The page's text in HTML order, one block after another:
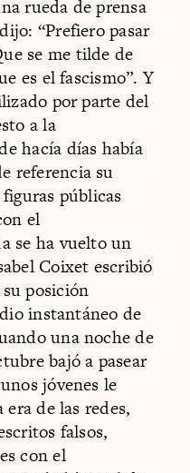
rueda de prensa
“Prefiero pasar
se me tilde de
es el fascismo”. Y
por parte del
a la
hacía días había
referencia su
públicas
el
se ha vuelto un
Coixet escribió
posición
instantáneo de
una noche de
bajó a pasear
jóvenes le
era de las redes,
falsos,
con el